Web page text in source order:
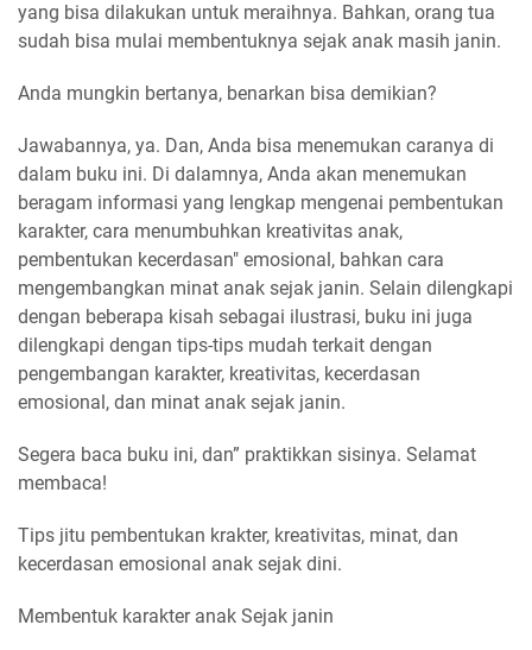
yang bisa dilakukan untuk meraihnya. Bahkan, orang tua
sudah bisa mulai membentuknya sejak anak masih janin.
Anda mungkin bertanya, benarkan bisa demikian?
Jawabannya, ya. Dan, Anda bisa menemukan caranya di
dalam buku ini. Di dalamnya, Anda akan menemukan
beragam informasi yang lengkap mengenai pembentukan
karakter, cara menumbuhkan kreativitas anak,
pembentukan kecerdasan" emosional, bahkan cara
mengembangkan minat anak sejak janin. Selain dilengkapi
dengan beberapa kisah sebagai ilustrasi, buku ini juga
dilengkapi dengan tips-tips mudah terkait dengan
pengembangan karakter, kreativitas, kecerdasan
emosional, dan minat anak sejak janin.
Segera baca buku ini, dan” praktikkan sisinya. Selamat
membaca!
Tips jitu pembentukan krakter, kreativitas, minat, dan
kecerdasan emosional anak sejak dini.
Membentuk karakter anak Sejak janin